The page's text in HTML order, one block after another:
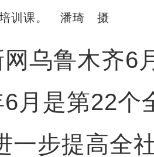
培训课。 潘琦 摄
鲁木齐6
月是第22个
一步提高全